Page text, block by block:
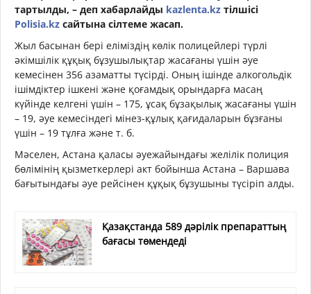
тартылды, – деп хабарлайды kazlenta.kz тілшісі
Polisia.kz сайтына сілтеме жасап.
Жыл басынан бері еліміздің көлік полицейлері түрлі
әкімшілік құқық бұзушылықтар жасағаны үшін әуе
кемесінен 356 азаматты түсірді. Оның ішінде алкогольдік
ішімдіктер ішкені және қоғамдық орындарға масаң
күйінде келгені үшін – 175, ұсақ бұзақылық жасағаны үшін
– 19, әуе кемесіндегі мінез-құлық қағидаларын бұзғаны
үшін – 19 тұлға және т. б.
Мәселен, Астана қаласы әуежайындағы желілік полиция
бөлімінің қызметкерлері акт бойынша Астана – Варшава
бағытындағы әуе рейсінен құқық бұзушыны түсіріп алды.
Қазақстанда 589 дәрілік препараттың
бағасы төмендеді